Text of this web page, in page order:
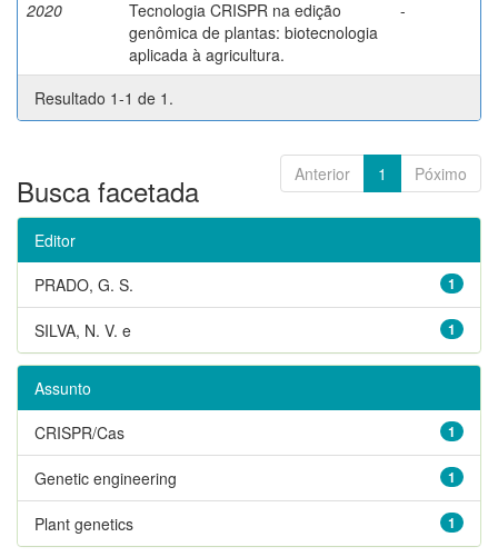
2020
Tecnologia CRISPR na edição
genômica de plantas: biotecnologia
aplicada à agricultura.
-
Resultado 1-1 de 1.
Anterior 1 Póximo
Busca facetada
Editor
1
PRADO, G. S.
1
SILVA, N. V. e
Assunto
1
CRISPR/Cas
1
Genetic engineering
1
Plant genetics